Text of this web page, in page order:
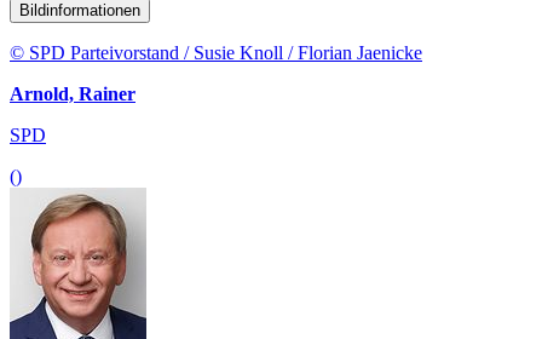
Bildinformationen
© SPD Parteivorstand / Susie Knoll / Florian Jaenicke
Arnold, Rainer
SPD
()